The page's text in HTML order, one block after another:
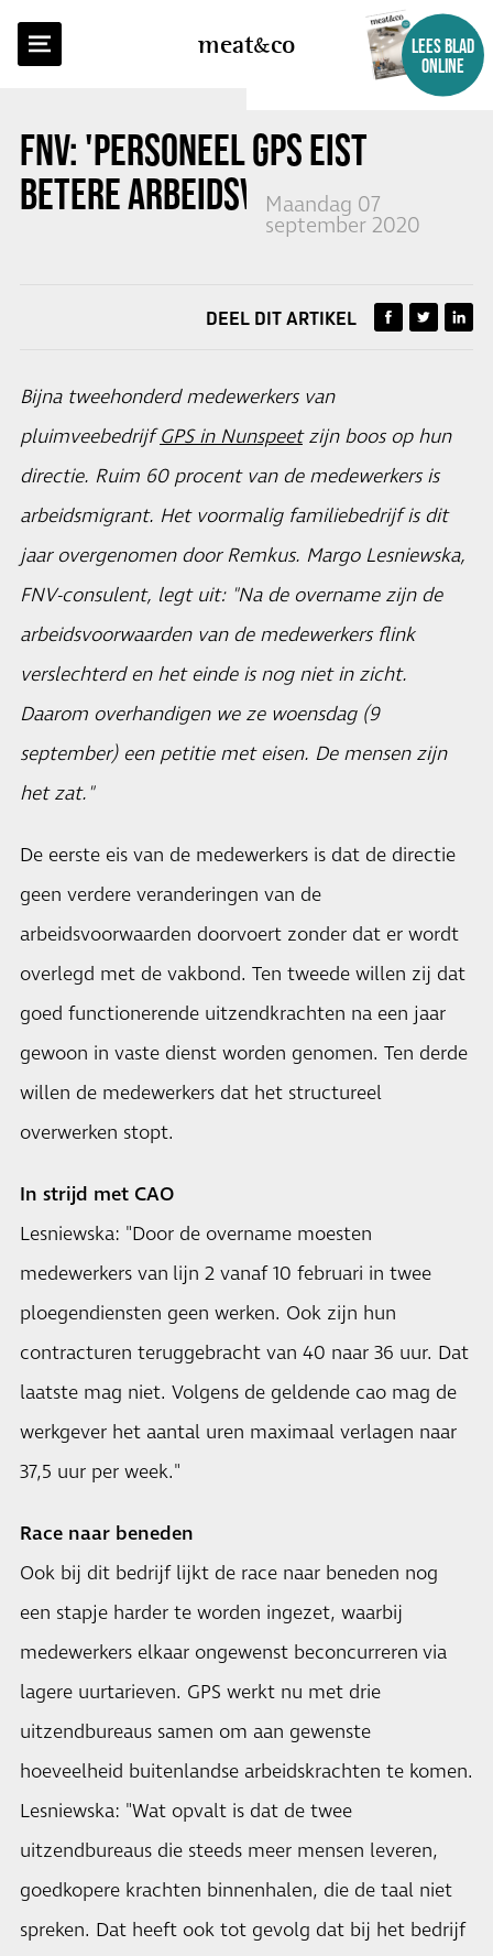
meatco
LEES BLAD
ONLINE
FNV: 'PERSONEEL GPS EIST
BETERE ARBEIDSVOORWAARDEN'
Maandag 07
september 2020
TERUG NAAR OVERZICHT
DEEL DIT ARTIKEL
Bijna tweehonderd medewerkers van
pluimveebedrijfGPS in Nunspeetzijn boos op hun
directie. Ruim 60 procent van de medewerkers is
arbeidsmigrant. Het voormalig familiebedrijf is dit
jaar overgenomen door Remkus. Margo Lesniewska,
FNV-consulent, legt uit: "Na de overname zijn de
arbeidsvoorwaarden van de medewerkers flink
verslechterd en het einde is nog niet in zicht.
Daarom overhandigen we ze woensdag (9
september) een petitie met eisen. De mensen zijn
het zat."
De eerste eis van de medewerkers is dat de directie
geen verdere veranderingen van de
arbeidsvoorwaarden doorvoert zonder dat er wordt
overlegd met de vakbond. Ten tweede willen zij dat
goed functionerende uitzendkrachten na een jaar
gewoon in vaste dienst worden genomen. Ten derde
willen de medewerkers dat het structureel
overwerken stopt.
In strijd met CAO
Lesniewska: "Door de overname moesten
medewerkers van lijn 2 vanaf 10 februari in twee
ploegendiensten geen werken. Ook zijn hun
contracturen teruggebracht van 40 naar 36 uur. Dat
laatste mag niet. Volgens de geldende cao mag de
werkgever het aantal uren maximaal verlagen naar
37,5 uur per week."
Race naar beneden
Ook bij dit bedrijf lijkt de race naar beneden nog
een stapje harder te worden ingezet, waarbij
medewerkers elkaar ongewenst beconcurreren via
lagere uurtarieven. GPS werkt nu met drie
uitzendbureaus samen om aan gewenste
hoeveelheid buitenlandse arbeidskrachten te komen.
Lesniewska: "Wat opvalt is dat de twee
uitzendbureaus die steeds meer mensen leveren,
goedkopere krachten binnenhalen, die de taal niet
spreken. Dat heeft ook tot gevolg dat bij het bedrijf